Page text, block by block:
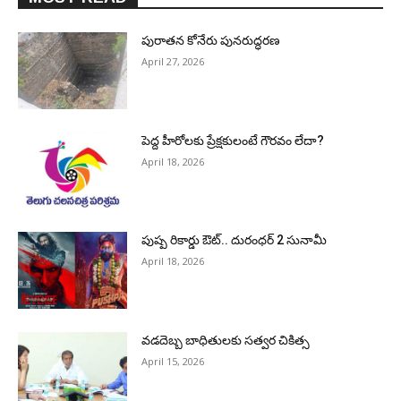
పురాత‌న కోనేరు పున‌రుద్ధ‌ర‌ణ
April 27, 2026
పెద్ద హీరోల‌కు ప్రేక్ష‌కులంటే గౌర‌వం లేదా?
April 18, 2026
పుష్ప రికార్డు ఔట్‌.. దురంధ‌ర్ 2 సునామీ
April 18, 2026
వడదెబ్బ బాధితులకు సత్వర చికిత్స
April 15, 2026